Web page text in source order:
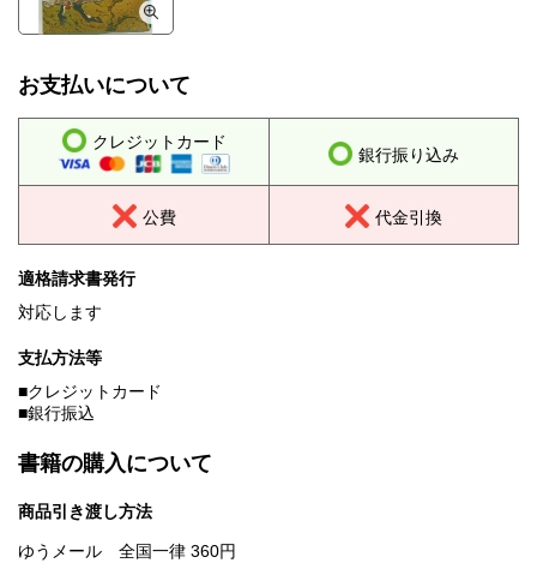
お支払いについて
クレジットカード
銀行振り込み
公費 代金引換
適格請求書発行
対応します
支払方法等
■クレジットカード
■銀行振込
書籍の購入について
商品引き渡し方法
ゆうメール 全国一律 360円